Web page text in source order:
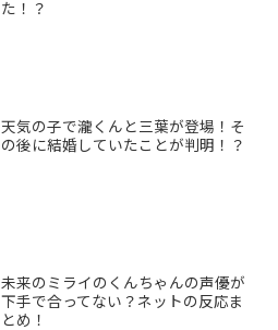
た！？
天気の子で瀧くんと三葉が登場！そ
の後に結婚していたことが判明！？
未来のミライのくんちゃんの声優が
下手で合ってない？ネットの反応ま
とめ！